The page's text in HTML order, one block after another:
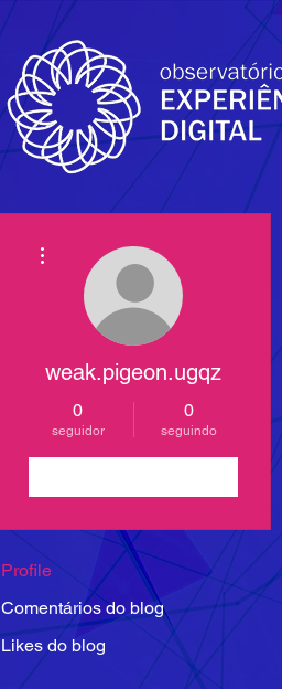
weak.pigeon.ugqz
0
seguidor
0
seguindo
Profile
Comentários do blog
Likes do blog